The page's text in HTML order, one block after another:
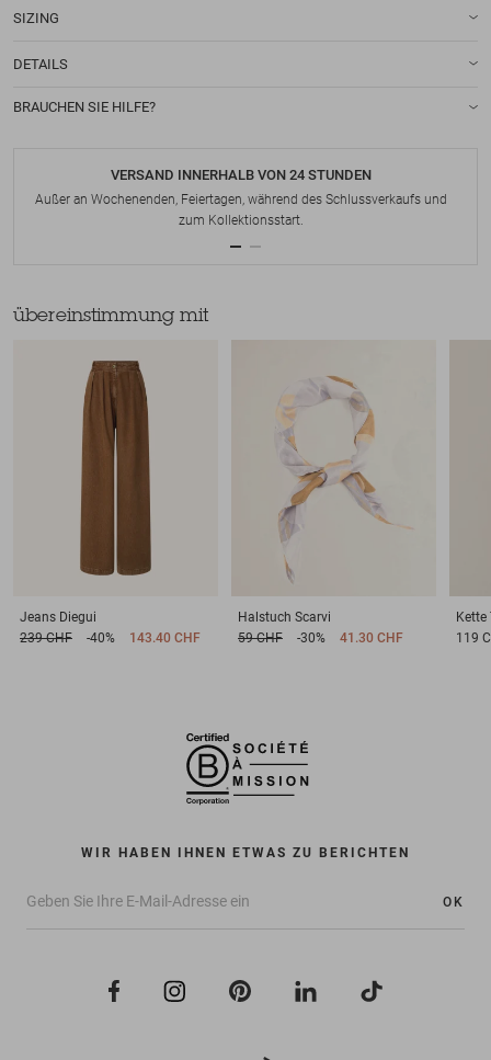
SIZING
DETAILS
BRAUCHEN SIE HILFE?
VERSAND INNERHALB VON 24 STUNDEN
Außer an Wochenenden, Feiertagen, während des Schlussverkaufs und
zum Kollektionsstart.
übereinstimmung mit
Jeans Diegui
239 CHF
-40% 143.40 CHF
Halstuch Scarvi
59 CHF
-30% 41.30 CHF
Kette
119
WIR HABEN IHNEN ETWAS ZU BERICHTEN
OK